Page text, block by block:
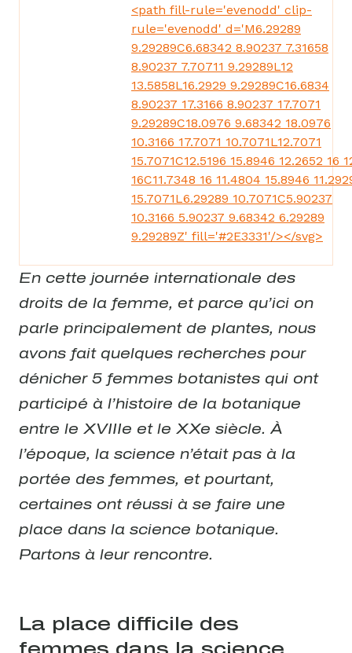
<path fill-rule='evenodd' clip-
rule='evenodd' d='M6.29289
9.29289C6.68342 8.90237 7.31658
8.90237 7.70711 9.29289L12
13.5858L16.2929 9.29289C16.6834
8.90237 17.3166 8.90237 17.7071
9.29289C18.0976 9.68342 18.0976
10.3166 17.7071 10.7071L12.7071
15.7071C12.5196 15.8946 12.2652 16
16C11.7348 16 11.4804 15.8946
15.7071L6.29289 10.7071C5.90237
10.3166 5.90237 9.68342 6.29289
9.29289Z' fill='#2E3331'/></svg>
En cette journée internationale des
droits de la femme, et parce qu’ici on
parle principalement de plantes, nous
avons fait quelques recherches pour
dénicher 5 femmes botanistes qui ont
participé à l’histoire de la botanique
entre le XVIIIe et le XXe siècle. À
l’époque, la science n’était pas à la
portée des femmes, et pourtant,
certaines ont réussi à se faire une
place dans la science botanique.
Partons à leur rencontre.
La place difficile des